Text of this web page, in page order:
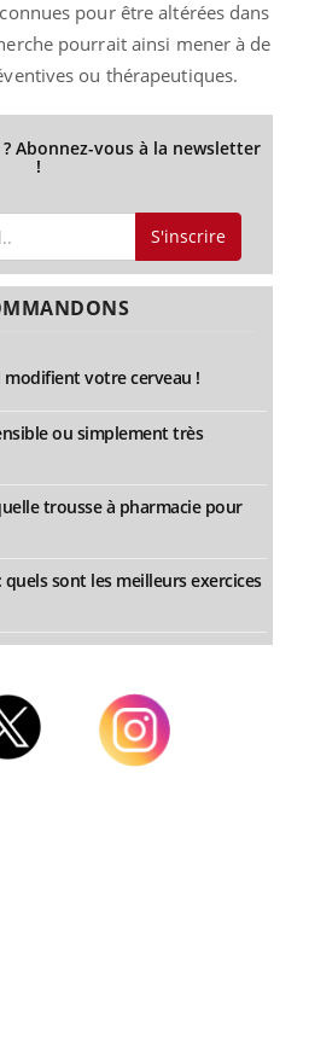
pour être altérées dans
pourrait ainsi mener à de
ou thérapeutiques.
Abonnez-vous à la newsletter
!
S'inscrire
votre cerveau !
ou simplement très
trousse à pharmacie pour
sont les meilleurs exercices